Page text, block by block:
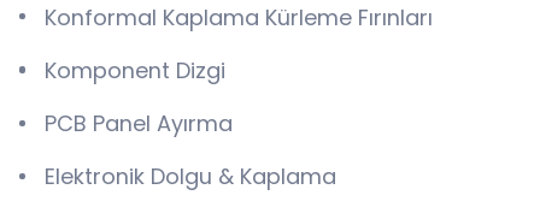
Konformal Kaplama Kürleme Fırınları
Komponent Dizgi
PCB Panel Ayırma
Elektronik Dolgu & Kaplama